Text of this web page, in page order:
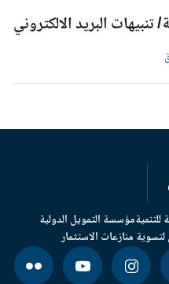
البريد الالكتروني
مؤسسة التمويل الدولية
منازعات الاستثمار